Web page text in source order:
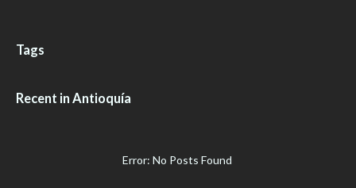
Tags
Recent in Antioquía
Error: No Posts Found